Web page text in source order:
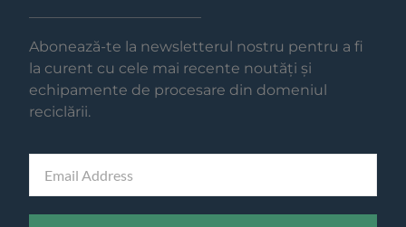
Abonează-te la newsletterul nostru pentru a fi
la curent cu cele mai recente noutăți și
echipamente de procesare din domeniul
reciclării.